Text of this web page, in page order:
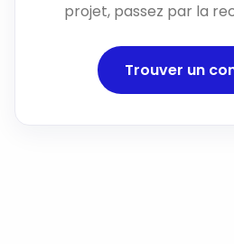
projet, passez par la
Trouver un